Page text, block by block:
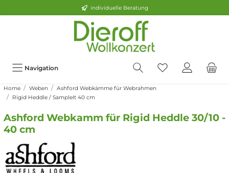
individuelle Beratung
Navigation
Home Weben
Ashford Webkämme für Webrahmen
Rigid Heddle / SampleIt 40 cm
Ashford Webkamm für Rigid Heddle 30/10 -
40 cm